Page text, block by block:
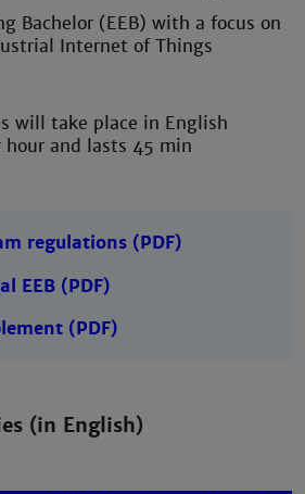
Bachelor (EEB) with a focus on
Internet of Things
will take place in English
hour and lasts 45 min
regulations (PDF)
EEB (PDF)
(PDF)
(in English)